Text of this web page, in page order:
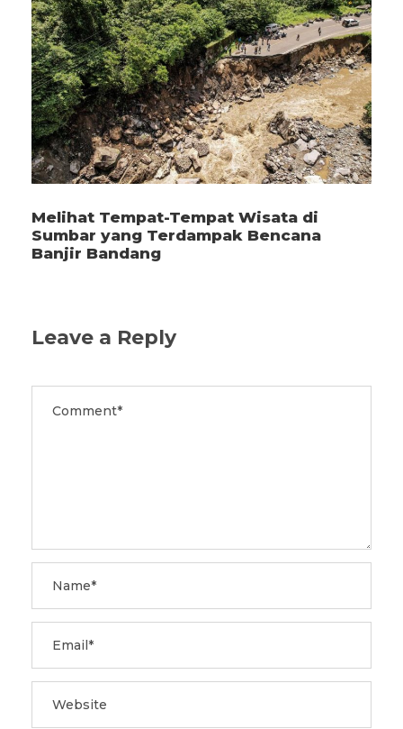
Melihat Tempat-Tempat Wisata di
Sumbar yang Terdampak Bencana
Banjir Bandang
Leave a Reply